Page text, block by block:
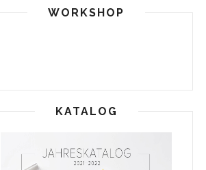
WORKSHOP
KATALOG